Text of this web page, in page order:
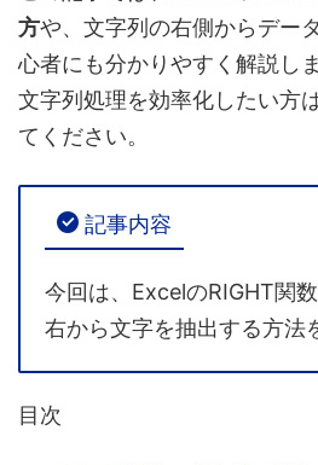
方や、文字列の右側からデー
心者にも分かりやすく解説しま
文字列処理を効率化したい方
てください。
記事内容
今回は、ExcelのRIGHT関
右から文字を抽出する方法
目次